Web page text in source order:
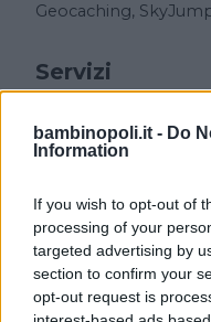
bambinopoli.it - Do
Information
If you wish to opt-out of
processing of your
targeted advertising by
section to confirm your
opt-out request is
Geocaching,
Servizi
Servizio navetta.
E’ possibile
periodo caldo che
RISCALDATO. In
possibile riservarlo